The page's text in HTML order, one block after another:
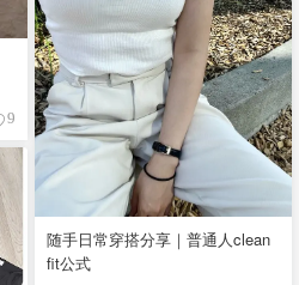
9
随手日常穿搭分享｜普通人clean
fit公式